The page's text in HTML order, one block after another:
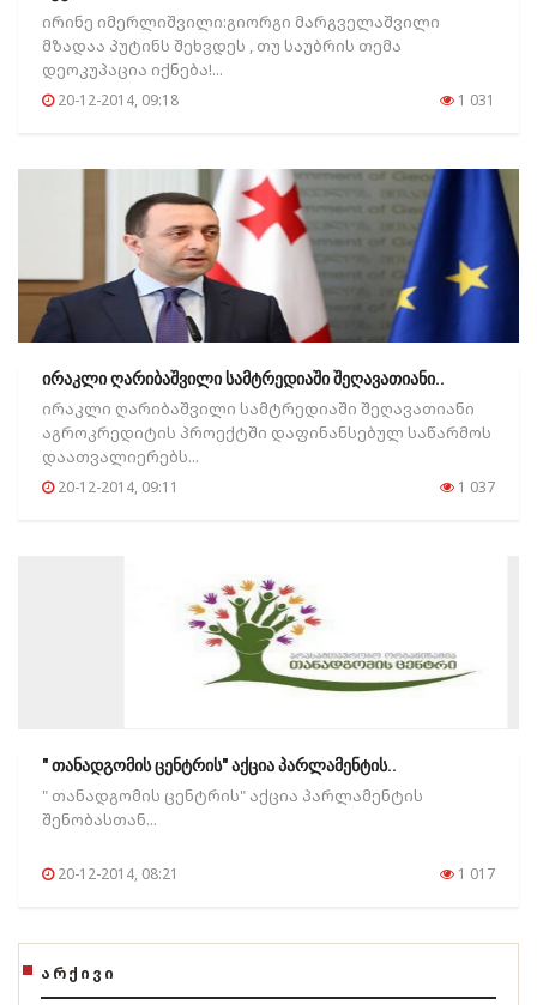
ირინე იმერლიშვილი:გიორგი მარგველაშვილი
მზადაა პუტინს შეხვდეს , თუ საუბრის თემა
დეოკუპაცია იქნება!...
20-12-2014, 09:18 1 031
ირაკლი ღარიბაშვილი სამტრედიაში შეღავათიანი..
ირაკლი ღარიბაშვილი სამტრედიაში შეღავათიანი
აგროკრედიტის პროექტში დაფინანსებულ საწარმოს
დაათვალიერებს...
20-12-2014, 09:11 1 037
" თანადგომის ცენტრის" აქცია პარლამენტის..
" თანადგომის ცენტრის" აქცია პარლამენტის
შენობასთან...
20-12-2014, 08:21 1 017
ᲐᲠᲥᲘᲕᲘ